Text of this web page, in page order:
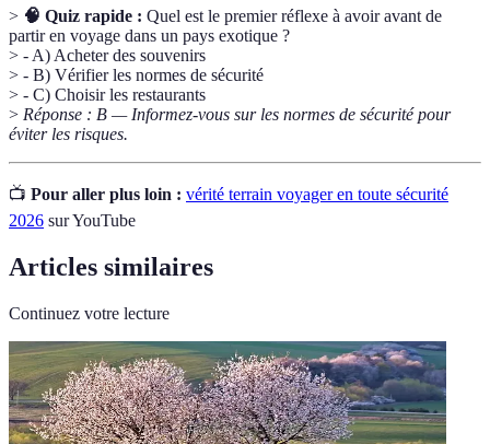
> 🧠 Quiz rapide : Quel est le premier réflexe à avoir avant de
partir en voyage dans un pays exotique ?
> - A) Acheter des souvenirs
> - B) Vérifier les normes de sécurité
> - C) Choisir les restaurants
> Réponse : B — Informez-vous sur les normes de sécurité pour
éviter les risques.
📺 Pour aller plus loin : vérité terrain voyager en toute sécurité
2026 sur YouTube
Articles similaires
Continuez votre lecture